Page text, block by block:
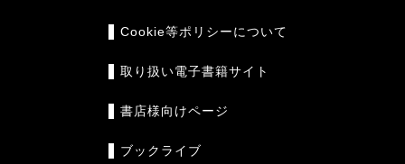
Cookie等ポリシーについて
取り扱い電子書籍サイト
書店様向けページ
ブックライブ